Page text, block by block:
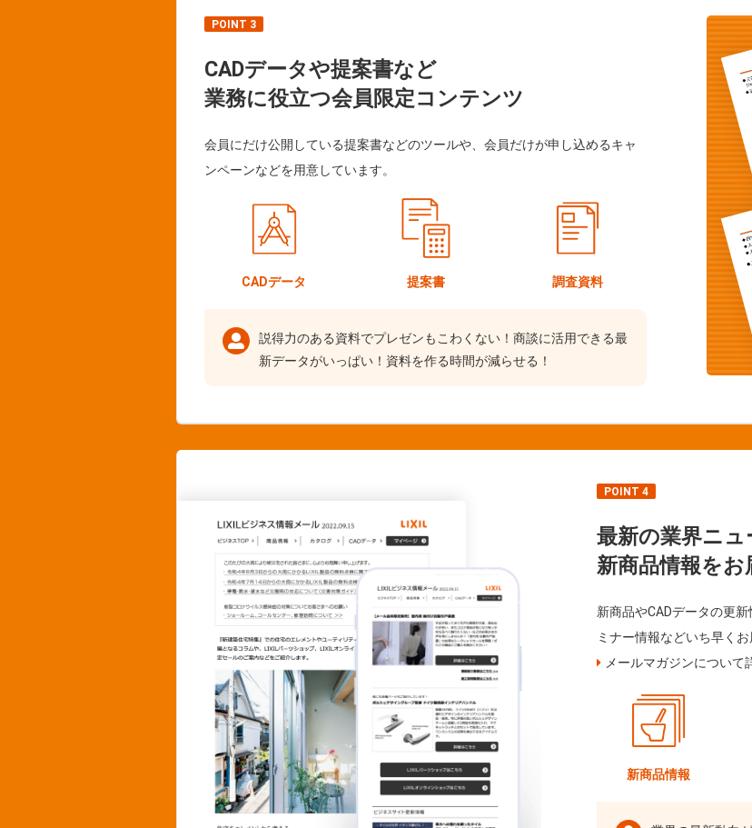
POINT 3
CADデータや提案書など
業務に役立つ会員限定コンテンツ
会員にだけ公開している提案書などのツールや、会員だけが申し込めるキャ
ンペーンなどを用意しています。
CADデータ 提案書 調査資料
説得力のある資料でプレゼンもこわくない！商談に活用できる最
新データがいっぱい！資料を作る時間が減らせる！
POINT 4
最新の業界ニュ
新商品情報をお
新商品やCADデータの更
ミナー情報などいち早くお
メールマガジンについて
新商品情報